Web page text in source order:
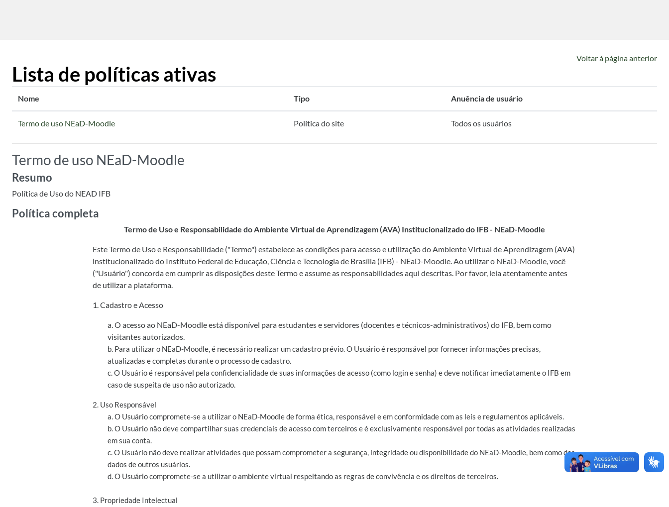
Voltar à página anterior
Lista de políticas ativas
Nome Tipo Anuência de usuário
Termo de uso NEaD-Moodle Política do site Todos os usuários
Termo de uso NEaD-Moodle
Resumo
Política de Uso do NEAD IFB
Política completa
Termo de Uso e Responsabilidade do Ambiente Virtual de Aprendizagem (AVA) Institucionalizado do IFB - NEaD-Moodle
Este Termo de Uso e Responsabilidade ("Termo") estabelece as condições para acesso e utilização do Ambiente Virtual de Aprendizagem (AVA)
institucionalizado do Instituto Federal de Educação, Ciência e Tecnologia de Brasília (IFB) - NEaD-Moodle. Ao utilizar o NEaD-Moodle, você
("Usuário") concorda em cumprir as disposições deste Termo e assume as responsabilidades aqui descritas. Por favor, leia atentamente antes
de utilizar a plataforma.
1. Cadastro e Acesso
a. O acesso ao NEaD-Moodle está disponível para estudantes e servidores (docentes e técnicos-administrativos) do IFB, bem como
visitantes autorizados.
b. Para utilizar o NEaD-Moodle, é necessário realizar um cadastro prévio. O Usuário é responsável por fornecer informações precisas,
atualizadas e completas durante o processo de cadastro.
c. O Usuário é responsável pela confidencialidade de suas informações de acesso (como login e senha) e deve notificar imediatamente o IFB em
caso de suspeita de uso não autorizado.
2. Uso Responsável
a. O Usuário compromete-se a utilizar o NEaD-Moodle de forma ética, responsável e em conformidade com as leis e regulamentos aplicáveis.
b. O Usuário não deve compartilhar suas credenciais de acesso com terceiros e é exclusivamente responsável por todas as atividades realizadas
em sua conta.
c. O Usuário não deve realizar atividades que possam comprometer a segurança, integridade ou disponibilidade do NEaD-Moodle, bem como dos
dados de outros usuários.
d. O Usuário compromete-se a utilizar o ambiente virtual respeitando as regras de convivência e os direitos de terceiros.
3. Propriedade Intelectual